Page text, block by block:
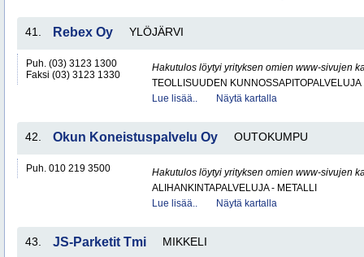
41. Rebex Oy YLÖJÄRVI
Puh. (03) 3123 1300
Faksi (03) 3123 1330
Hakutulos löytyi yrityksen omien www-sivujen
TEOLLISUUDEN KUNNOSSAPITOPALVELUJA
Lue lisää..
Näytä kartalla
42. Okun Koneistuspalvelu Oy OUTOKUMPU
Puh. 010 219 3500
Hakutulos löytyi yrityksen omien www-sivujen
ALIHANKINTAPALVELUJA - METALLI
Lue lisää..
Näytä kartalla
43. JS-Parketit Tmi MIKKELI